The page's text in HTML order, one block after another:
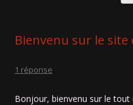
Bienvenu sur le site
1 réponse
Bonjour, bienvenu sur le tout